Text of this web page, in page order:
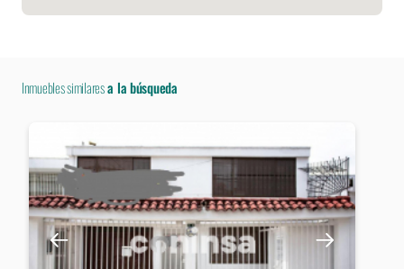
Inmuebles similaresa la búsqueda